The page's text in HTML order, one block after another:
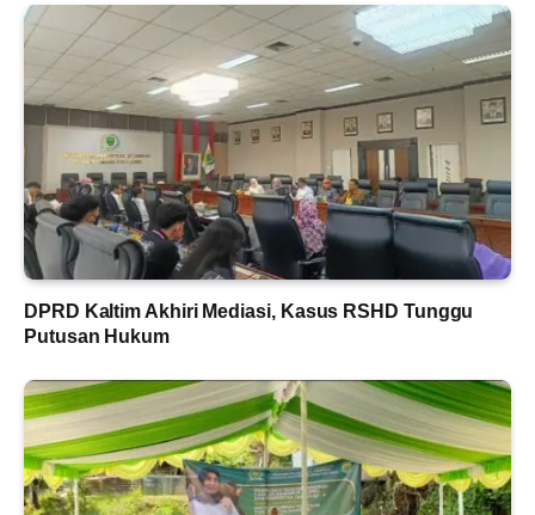
DPRD Kaltim Akhiri Mediasi, Kasus RSHD Tunggu
Putusan Hukum